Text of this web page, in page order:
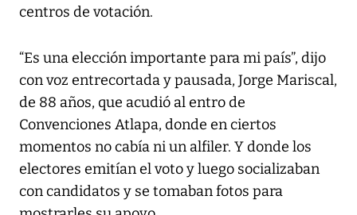
centros de votación.
“Es una elección importante para mi país”, dijo
con voz entrecortada y pausada, Jorge Mariscal,
de 88 años, que acudió al entro de
Convenciones Atlapa, donde en ciertos
momentos no cabía ni un alfiler. Y donde los
electores emitían el voto y luego socializaban
con candidatos y se tomaban fotos para